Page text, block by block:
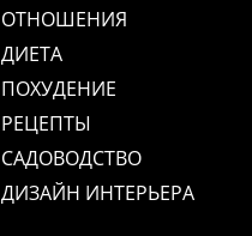
ОТНОШЕНИЯ
ДИЕТА
ПОХУДЕНИЕ
РЕЦЕПТЫ
САДОВОДСТВО
ДИЗАЙН ИНТЕРЬЕРА